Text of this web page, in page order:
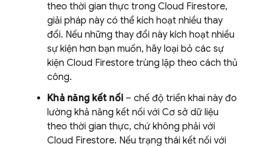
theo thời gian thực trong Cloud Firestore,
giải pháp này có thể kích hoạt nhiều thay
đổi. Nếu những thay đổi này kích hoạt nhiều
sự kiện hơn bạn muốn, hãy loại bỏ các sự
kiện Cloud Firestore trùng lặp theo cách thủ
công.
Khả năng kết nối – chế độ triển khai này đo
lường khả năng kết nối với Cơ sở dữ liệu
theo thời gian thực, chứ không phải với
Cloud Firestore. Nếu trạng thái kết nối với